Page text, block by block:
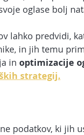
oglase bolj
lahko predvidi,
in jih temu
in optimizacije
strategij.
podatkov, ki jih